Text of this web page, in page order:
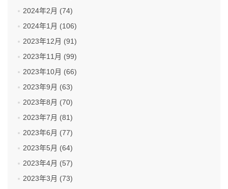
2024年2月 (74)
2024年1月 (106)
2023年12月 (91)
2023年11月 (99)
2023年10月 (66)
2023年9月 (63)
2023年8月 (70)
2023年7月 (81)
2023年6月 (77)
2023年5月 (64)
2023年4月 (57)
2023年3月 (73)